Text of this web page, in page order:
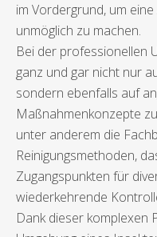
im Vordergrund, um
unmöglich zu machen.
Bei der professionellen
ganz und gar nicht nur
sondern ebenfalls auf
Maßnahmenkonzepte
unter anderem die
Reinigungsmethoden,
Zugangspunkten für
wiederkehrende
Dank dieser komplexen